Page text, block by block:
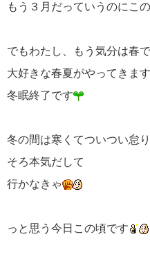
もう３月だっていうのにこ
でもわたし、もう気分は春
大好きな春夏がやってきます
冬眠終了です
冬の間は寒くてついつい怠
そろ本気だして
行かなきゃ
っと思う今日この頃です